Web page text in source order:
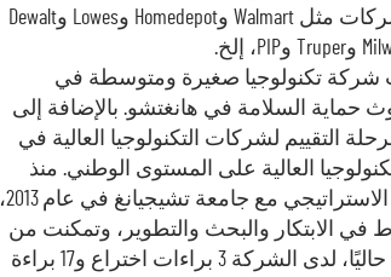
تصدير منتجاتنا إلى شركات مثل Walmart وHomedepot وLowes وDewalt
شركة تكنولوجيا صغيرة ومتوسطة في
حماية السلامة في هانغتشو. بالإضافة إلى
التقييم لشركات التكنولوجيا العالية في
العالية على المستوى الوطني. منذ
توقيع اتفاقية التعاون الاستراتيجي مع جامعة تشيجيانغ في عام 2013،
الابتكار والبحث والتطوير، وتمكنت من
إنشاء منتجات جديدة. حاليًا، لدى الشركة 3 براءات اختراع و17 براءة